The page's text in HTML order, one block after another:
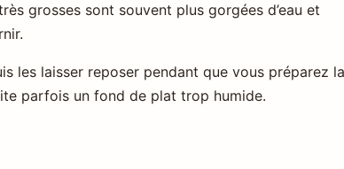
grosses sont souvent plus gorgées d’eau et
les laisser reposer pendant que vous préparez la
parfois un fond de plat trop humide.